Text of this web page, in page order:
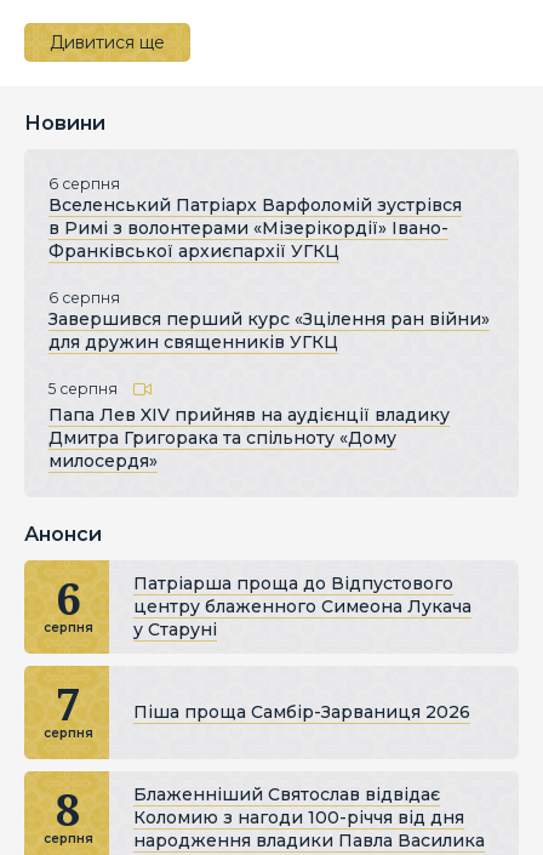
Дивитися ще
Новини
6 серпня
Вселенський Патріарх Варфоломій зустрівся
в Римі з волонтерами «Мізерікордії» Івано-
Франківської архиєпархії УГКЦ
6 серпня
Завершився перший курс «Зцілення ран війни»
для дружин священників УГКЦ
5 серпня
Папа Лев XIV прийняв на аудієнції владику
Дмитра Григорака та спільноту «Дому
милосердя»
Анонси
6
серпня
Патріарша проща до Відпустового
центру блаженного Симеона Лукача
у Старуні
7
серпня
Піша проща Самбір-Зарваниця 2026
8
серпня
Блаженніший Святослав відвідає
Коломию з нагоди 100-річчя від дня
народження владики Павла Василика